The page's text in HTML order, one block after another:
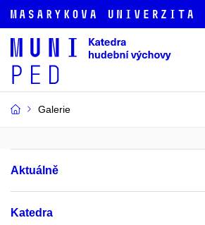
Galerie
Aktuálně
Katedra